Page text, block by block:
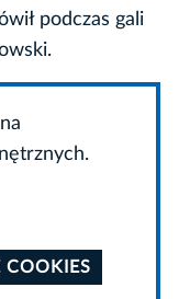
podczas gali
COOKIES